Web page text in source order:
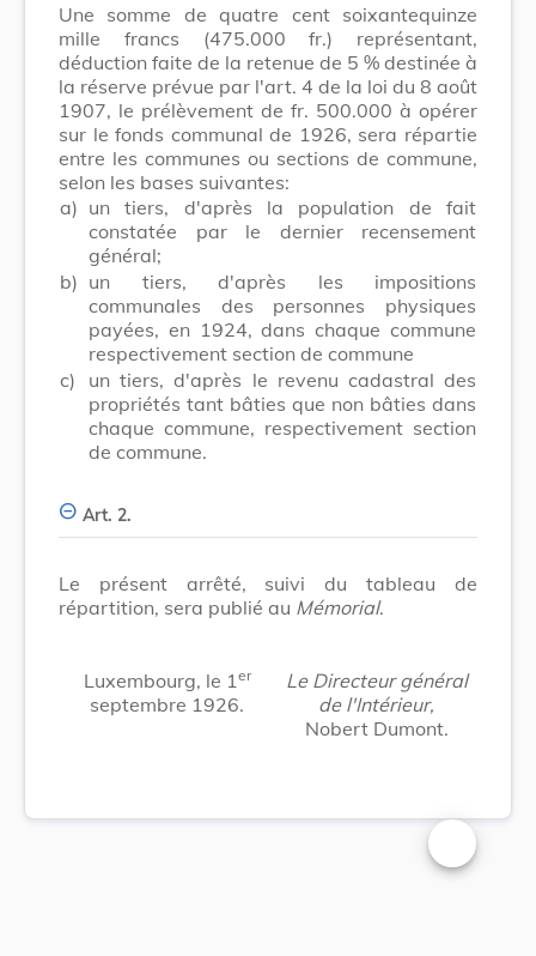
Une somme de quatre cent soixantequinze
mille francs (475.000 fr.) représentant,
déduction faite de la retenue de 5 % destinée à
la réserve prévue par l'art. 4 de la loi du 8 août
1907, le prélèvement de fr. 500.000 à opérer
sur le fonds communal de 1926, sera répartie
entre les communes ou sections de commune,
selon les bases suivantes:
a) un tiers, d'après la population de fait
constatée par le dernier recensement
général;
b) un tiers, d'après les impositions
communales des personnes physiques
payées, en 1924, dans chaque commune
respectivement section de commune
c)
un tiers, d'après le revenu cadastral des
propriétés tant bâties que non bâties dans
chaque commune, respectivement section
de commune.
Art. 2.
Le présent arrêté, suivi du tableau de
répartition, sera publié au Mémorial.
Luxembourg, le 1 er
septembre 1926.
Le Directeur général
de l'Intérieur,
Nobert Dumont.
Changer la